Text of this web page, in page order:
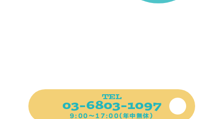
TEL
03-6803-1097
9:00～17:00(年中無休)